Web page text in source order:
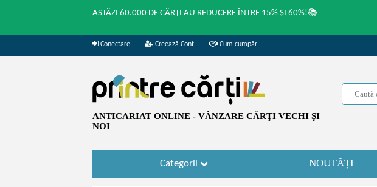
ASTĂZI 60.000 DE CĂRȚI AU REDUCERE ÎNTRE 15% ȘI 60%!📚
Conectare Creează Cont Cum cumpăr
ANTICARIAT ONLINE - VÂNZARE CĂRŢI VECHI ŞI
NOI
Categorii NOUTĂȚI